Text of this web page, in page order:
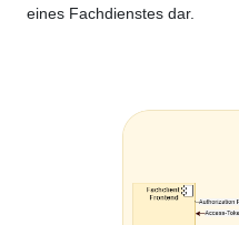
eines Fachdienstes dar.